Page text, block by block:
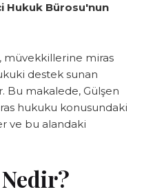
Hukuk Bürosu'nun
müvekkillerine miras
destek sunan
Bu makalede, Gülşen
hukuku konusundaki
ve bu alandaki